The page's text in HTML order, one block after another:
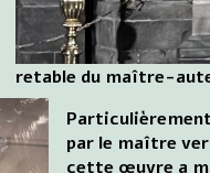
retable du maître-
par le maître
cette œuvre a